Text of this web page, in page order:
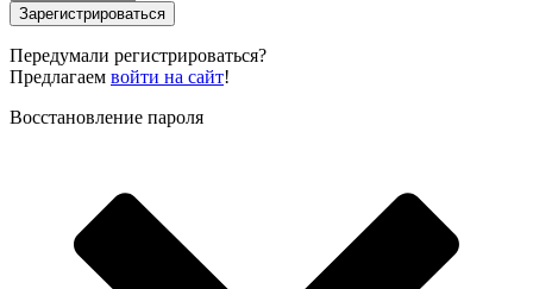
Зарегистрироваться
Передумали регистрироваться?
Предлагаем войти на сайт!
Восстановление пароля